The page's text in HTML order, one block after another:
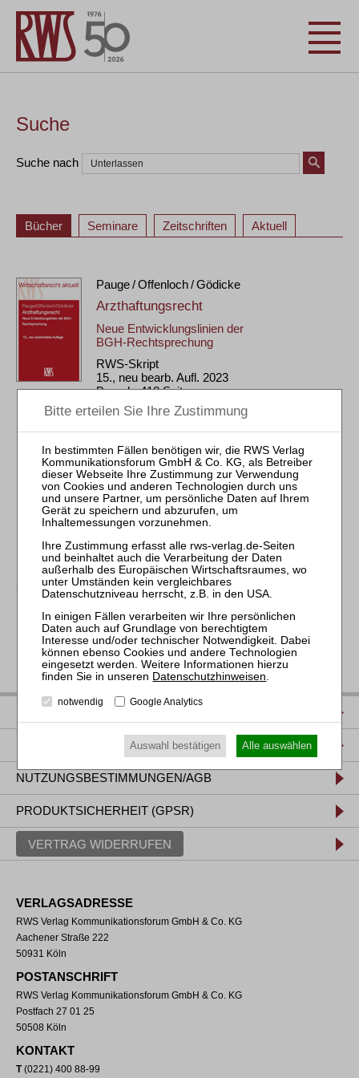
Suche
Suche nach
Bücher Seminare Zeitschriften Aktuell
Pauge / Offenloch / Gödicke
Arzthaftungsrecht
Neue Entwicklungslinien der
BGH-Rechtsprechung
RWS-Skript
15., neu bearb. Aufl. 2023
Brosch. 418 Seiten
RWS Verlag, Köln
ISBN 978-3-8145-7702-9
78,00 €
Sofort lieferbar
mehr
NUTZUNGSBESTIMMUNGEN/AGB
PRODUKTSICHERHEIT (GPSR)
VERTRAG WIDERRUFEN
VERLAGSADRESSE
RWS Verlag Kommunikationsforum GmbH & Co. KG
Aachener Straße 222
50931 Köln
POSTANSCHRIFT
RWS Verlag Kommunikationsforum GmbH & Co. KG
Postfach 27 01 25
50508 Köln
KONTAKT
T(0221) 400 88-99
Datenschutzhinweisen.
notwendig Google Analytics
Auswahl bestätigen Alle auswählen